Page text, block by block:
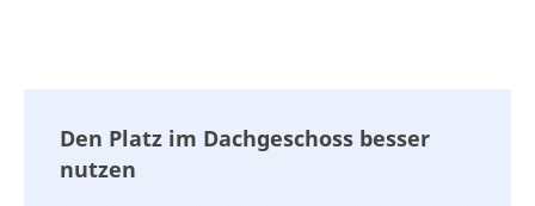
Den Platz im Dachgeschoss besser
nutzen